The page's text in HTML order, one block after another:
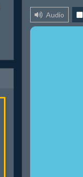
Audio